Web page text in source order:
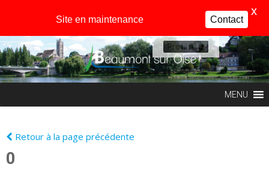
Profil
MENU
Retour à la page précédente
0
Site en maintenance Contact
X